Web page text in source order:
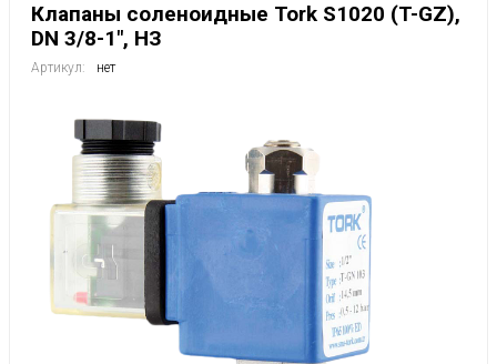
Клапаны соленоидные Tork S1020 (T-GZ),
DN 3/8-1", НЗ
Артикул: нет